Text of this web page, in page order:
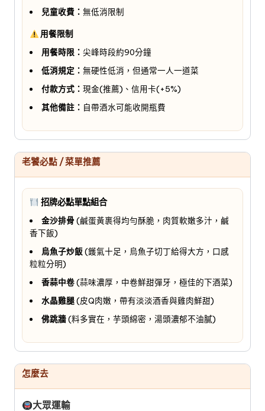
兒童收費： 無低消限制
用餐限制
用餐時限： 尖峰時段約90分鐘
低消規定： 無硬性低消，但通常一人一道菜
付款方式： 現金(推薦)、信用卡(+5%)
其他備註： 自帶酒水可能收開瓶費
老饕必點 / 菜單推薦
招牌必點單點組合
金沙排骨 (鹹蛋黃裹得均勻酥脆，肉質軟嫩多汁，鹹
香下飯)
烏魚子炒飯(鑊氣十足，烏魚子切丁給得大方，口感
粒粒分明)
香蒜中卷(蒜味濃厚，中卷鮮甜彈牙，極佳的下酒菜)
水晶雞腿(皮Q肉嫩，帶有淡淡酒香與雞肉鮮甜)
佛跳牆(料多實在，芋頭綿密，湯頭濃郁不油膩)
怎麼去
大眾運輸